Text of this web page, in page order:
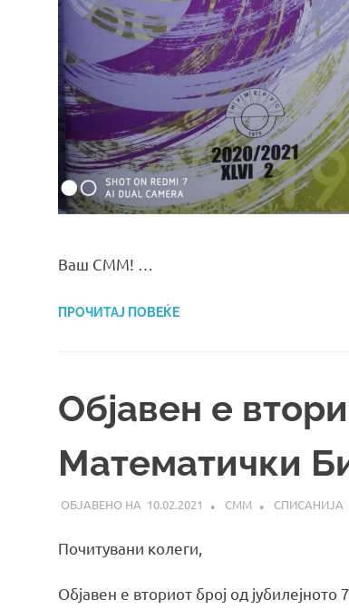
Ваш СММ! …
ПРОЧИТАЈ ПОВЕЌЕ
Објавен е
Математички
10.02.2021 СММ СПИСАНИЈА
Почитувани колеги,
Објавен е вториот број од